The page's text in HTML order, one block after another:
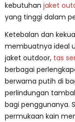
kebutuhan jaket
yang tinggi dalam
Ketebalan dan
membuatnya ideal
jaket outdoor, tas
berbagai
berwarna putih di
perlindungan
bagi penggunanya.
permukaan kain